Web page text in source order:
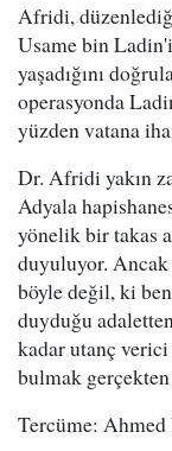
Afridi,
Usame bin
yaşadığını
operasyonda
yüzden vatana
Dr. Afridi yakın
Adyala
yönelik bir takas
duyuluyor.
böyle değil, ki
duyduğu
kadar utanç
bulmak
Tercüme: Ahmed